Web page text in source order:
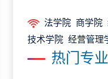
法学院 商学院
技术学院 经营管理
热门专业